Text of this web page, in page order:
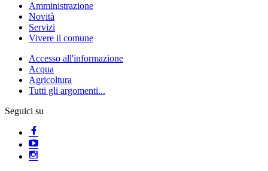
Amministrazione
Novità
Servizi
Vivere il comune
Accesso all'informazione
Acqua
Agricoltura
Tutti gli argomenti...
Seguici su